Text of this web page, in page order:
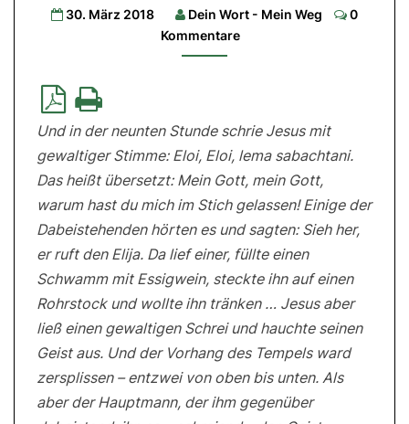
bewahrt
30. März 2018 Dein Wort - Mein Weg
0
Kommentare
Und in der neunten Stunde schrie Jesus mit
gewaltiger Stimme: Eloi, Eloi, lema sabachtani.
Das heißt übersetzt: Mein Gott, mein Gott,
warum hast du mich im Stich gelassen! Einige der
Dabeistehenden hörten es und sagten: Sieh her,
er ruft den Elija. Da lief einer, füllte einen
Schwamm mit Essigwein, steckte ihn auf einen
Rohrstock und wollte ihn tränken … Jesus aber
ließ einen gewaltigen Schrei und hauchte seinen
Geist aus. Und der Vorhang des Tempels ward
zersplissen – entzwei von oben bis unten. Als
aber der Hauptmann, der ihm gegenüber